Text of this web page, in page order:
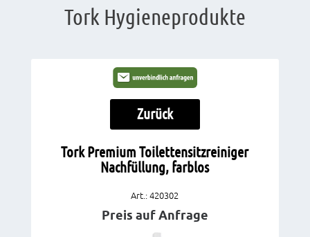
Tork Hygieneprodukte
Zurück
Tork Premium Toilettensitzreiniger
Nachfüllung, farblos
Art.: 420302
Preis auf Anfrage